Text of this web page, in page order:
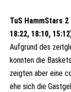
TuS HammStars
18:22, 18:10,
Aufgrund des
konnten die
zeigten aber eine
ehe sich die